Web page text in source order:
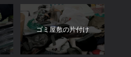
ゴミ屋敷の片付け